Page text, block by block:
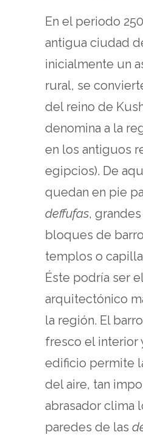
En el periodo
antigua ciudad
inicialmente un
rural, se
del reino de
denomina a la
en los antiguos
egipcios). De
quedan en pie
deffufas,
bloques de
templos o
Éste podría ser
arquitectónico
la región. El
fresco el interior
edificio permite
del aire, tan
abrasador clima
paredes de las